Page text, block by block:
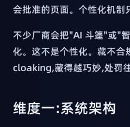
会批准的页面。个性化机制
不少厂商会把"AI 斗篷"或"
化。这不是个性化。藏不
cloaking,藏得越巧妙,处罚往
维度一:系统架构